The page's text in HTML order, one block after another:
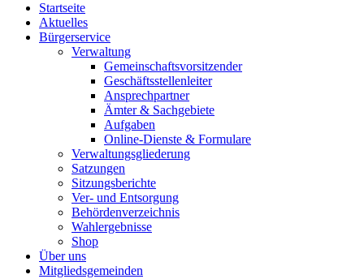
Startseite
Aktuelles
Bürgerservice
Verwaltung
Gemeinschaftsvorsitzender
Geschäftsstellenleiter
Ansprechpartner
Ämter & Sachgebiete
Aufgaben
Online-Dienste & Formulare
Verwaltungsgliederung
Satzungen
Sitzungsberichte
Ver- und Entsorgung
Behördenverzeichnis
Wahlergebnisse
Shop
Über uns
Mitgliedsgemeinden